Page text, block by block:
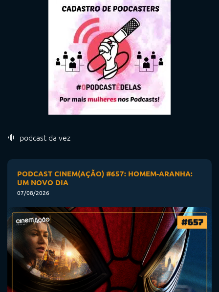
podcast da vez
PODCAST CINEM(AÇÃO) #657: HOMEM-ARANHA:
UM NOVO DIA
07/08/2026